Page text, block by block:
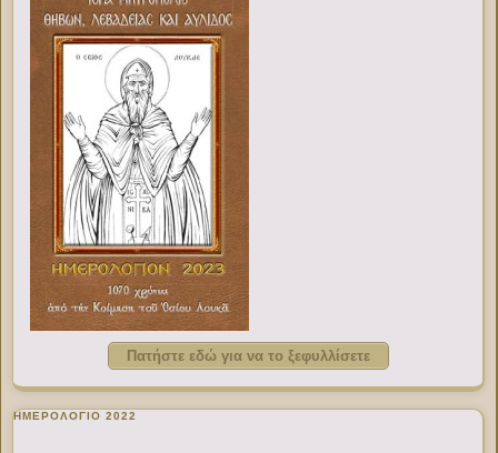
Πατήστε εδώ για να το ξεφυλλίσετε
ΗΜΕΡΟΛΟΓΙΟ 2022